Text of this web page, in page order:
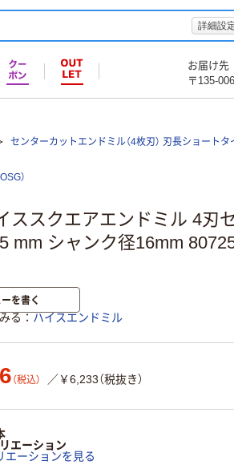
詳細設
お届け先
〒135-
センターカットエンドミル（4枚刃） 刃長ショートタ
）
ススクエアエンドミル 4刃
mm シャンク径16mm
を書く
る ハイスエンドミル
（税込） ／￥6,233（税抜き）
エーション
エーションを見る